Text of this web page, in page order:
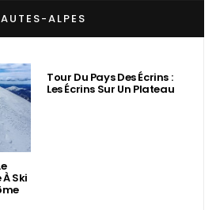
ALPES
Ski
Tour Du Pays Des Écrins :
Les Écrins Sur Un Plateau